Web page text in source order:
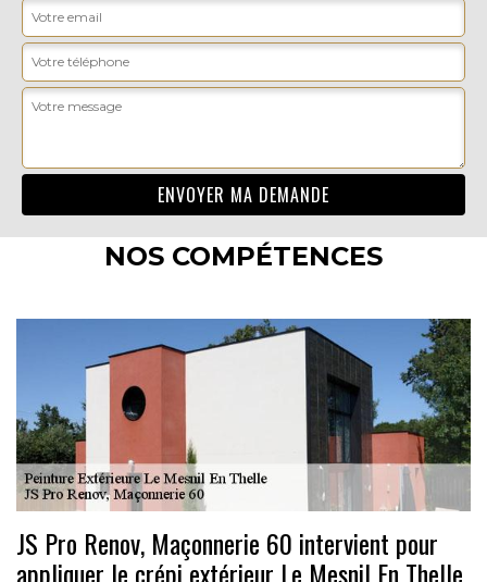
NOS COMPÉTENCES
JS Pro Renov, Maçonnerie 60 intervient pour
appliquer le crépi extérieur Le Mesnil En Thelle